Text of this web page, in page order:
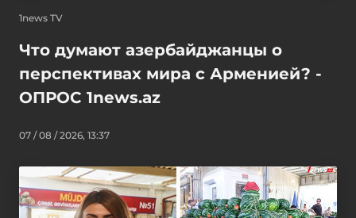
1news TV
Что думают азербайджанцы о
перспективах мира с Арменией? -
ОПРОС 1news.az
07 / 08 / 2026, 13:37